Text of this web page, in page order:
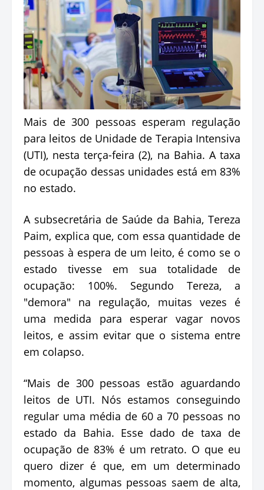
Mais de 300 pessoas esperam regulação
para leitos de Unidade de Terapia Intensiva
(UTI), nesta terça-feira (2), na Bahia. A taxa
de ocupação dessas unidades está em 83%
no estado.
A subsecretária de Saúde da Bahia, Tereza
Paim, explica que, com essa quantidade de
pessoas à espera de um leito, é como se o
estado tivesse em sua totalidade de
ocupação: 100%. Segundo Tereza, a
"demora" na regulação, muitas vezes é
uma medida para esperar vagar novos
leitos, e assim evitar que o sistema entre
em colapso.
“Mais de 300 pessoas estão aguardando
leitos de UTI. Nós estamos conseguindo
regular uma média de 60 a 70 pessoas no
estado da Bahia. Esse dado de taxa de
ocupação de 83% é um retrato. O que eu
quero dizer é que, em um determinado
momento, algumas pessoas saem de alta,